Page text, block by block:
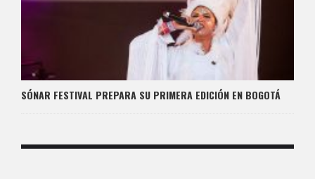
SÓNAR FESTIVAL PREPARA SU PRIMERA EDICIÓN EN BOGOTÁ